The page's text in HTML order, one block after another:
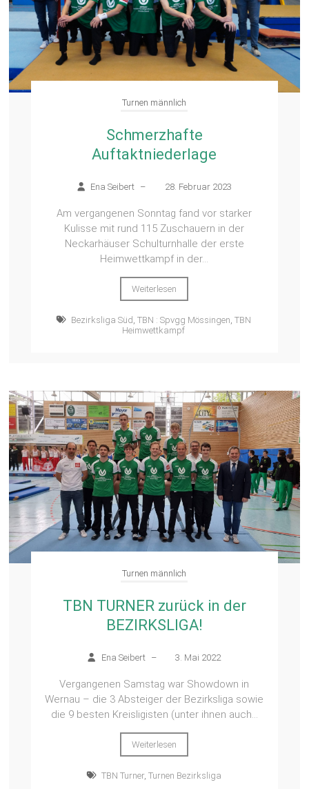
Turnen männlich
Schmerzhafte
Auftaktniederlage
Ena Seibert – 28. Februar 2023
Am vergangenen Sonntag fand vor starker
Kulisse mit rund 115 Zuschauern in der
Neckarhäuser Schulturnhalle der erste
Heimwettkampf in der...
Weiterlesen
Bezirksliga Süd ,TBN : Spvgg Mössingen,TBN
Heimwettkampf
Turnen männlich
TBN TURNER zurück in der
BEZIRKSLIGA!
Ena Seibert – 3. Mai 2022
Vergangenen Samstag war Showdown in
Wernau – die 3 Absteiger der Bezirksliga sowie
die 9 besten Kreisligisten (unter ihnen auch...
Weiterlesen
TBN Turner, Turnen Bezirksliga